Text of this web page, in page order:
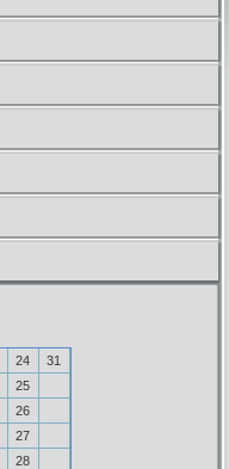
24
31
25
26
27
28